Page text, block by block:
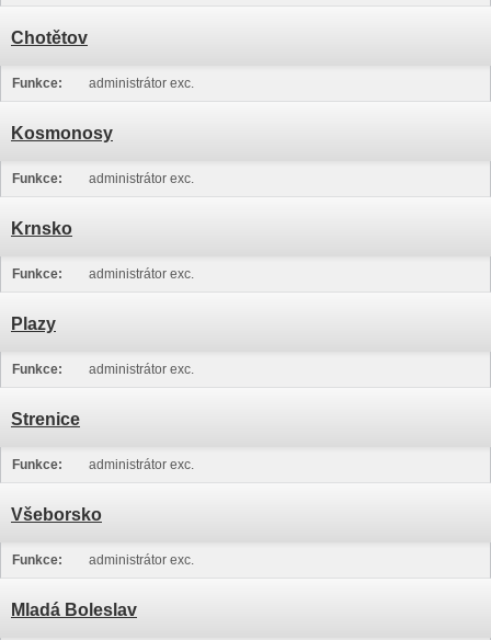
Chotětov
Funkce: administrátor exc.
Kosmonosy
Funkce: administrátor exc.
Krnsko
Funkce: administrátor exc.
Plazy
Funkce: administrátor exc.
Strenice
Funkce: administrátor exc.
Všeborsko
Funkce: administrátor exc.
Mladá Boleslav